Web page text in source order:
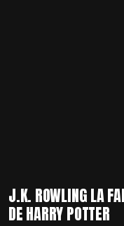
J.K. ROWLING LA
DE HARRY POTTER